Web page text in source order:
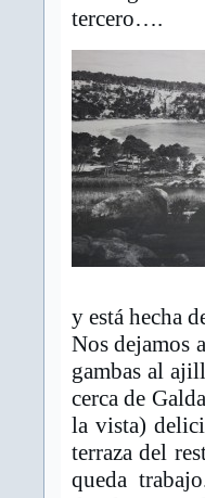
tercero….
y está hecha
Nos dejamos
gambas al
cerca de
la vista)
terraza del
queda